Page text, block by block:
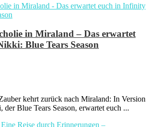
in Miraland – Das erwartet
Blue Tears Season
kehrt zurück nach Miraland: In Version
Blue Tears Season, erwartet euch ...